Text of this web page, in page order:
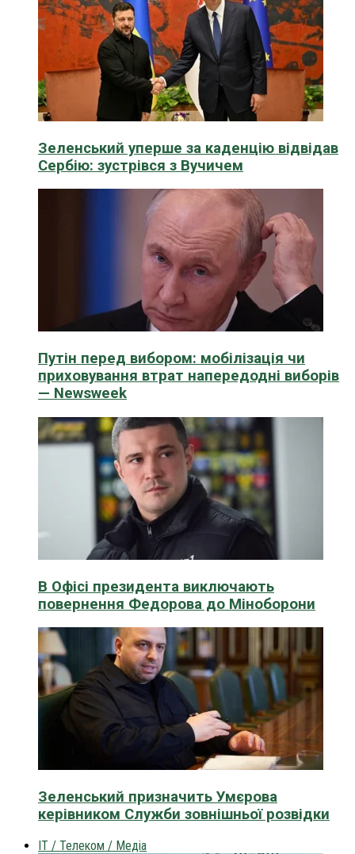
Зеленський уперше за каденцію відвідав
Сербію: зустрівся з Вучичем
Путін перед вибором: мобілізація чи
приховування втрат напередодні виборів
— Newsweek
В Офісі президента виключають
повернення Федорова до Міноборони
Зеленський призначить Умєрова
керівником Служби зовнішньої розвідки
IT / Телеком / Медіа